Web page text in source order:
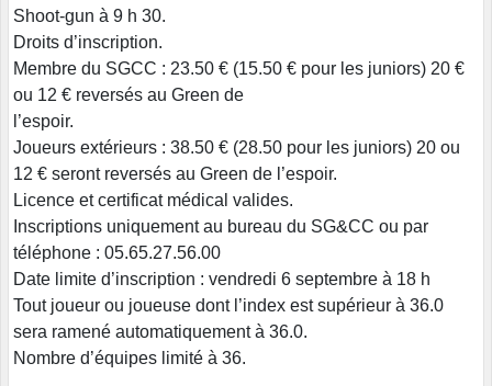
Shoot-gun à 9 h 30.
Droits d’inscription.
Membre du SGCC : 23.50 € (15.50 € pour les juniors) 20 €
ou 12 € reversés au Green de
l’espoir.
Joueurs extérieurs : 38.50 € (28.50 pour les juniors) 20 ou
12 € seront reversés au Green de l’espoir.
Licence et certificat médical valides.
Inscriptions uniquement au bureau du SG&CC ou par
téléphone : 05.65.27.56.00
Date limite d’inscription : vendredi 6 septembre à 18 h
Tout joueur ou joueuse dont l’index est supérieur à 36.0
sera ramené automatiquement à 36.0.
Nombre d’équipes limité à 36.